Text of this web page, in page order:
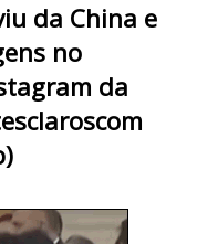
da China e
no
da